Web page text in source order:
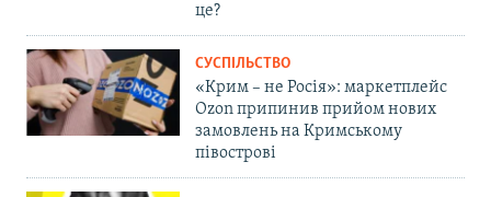
це?
СУСПІЛЬСТВО
«Крим – не Росія»: маркетплейс
Ozon припинив прийом нових
замовлень на Кримському
півострові